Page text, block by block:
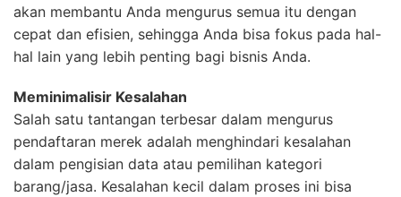
akan membantu Anda mengurus semua itu dengan
cepat dan efisien, sehingga Anda bisa fokus pada hal-
hal lain yang lebih penting bagi bisnis Anda.
Meminimalisir Kesalahan
Salah satu tantangan terbesar dalam mengurus
pendaftaran merek adalah menghindari kesalahan
dalam pengisian data atau pemilihan kategori
barang/jasa. Kesalahan kecil dalam proses ini bisa